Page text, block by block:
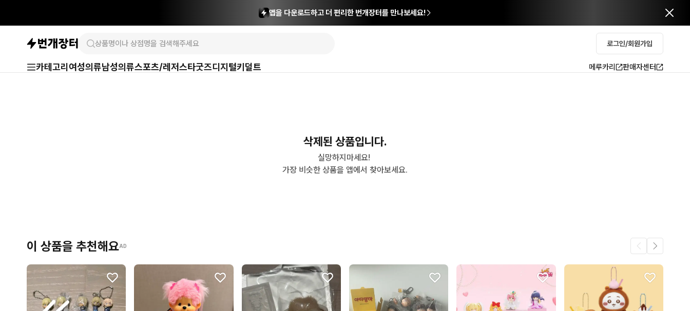
앱을 다운로드하고 더 편리한 번개장터를 만나보세요!
로그인/회원가입
카테고리 여성의류남성의류스포츠/레저스타굿즈디지털키덜트 메루카리 판매자센터
삭제된 상품입니다.
실망하지마세요!
가장 비슷한 상품을 앱에서 찾아보세요.
이 상품을 추천해요AD